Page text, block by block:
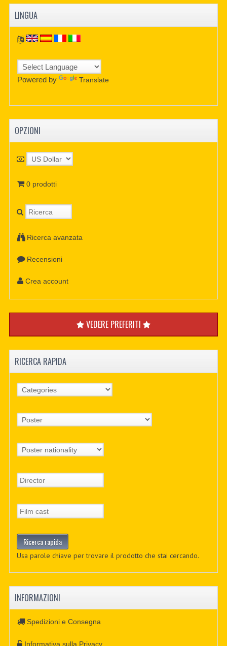
LINGUA
Powered by Translate
OPZIONI
0 prodotti
Ricerca avanzata
Recensioni
Crea account
VEDERE PREFERITI
RICERCA RAPIDA
Usa parole chiave per trovare il prodotto che stai cercando.
INFORMAZIONI
Spedizioni e Consegna
Informativa sulla Privacy